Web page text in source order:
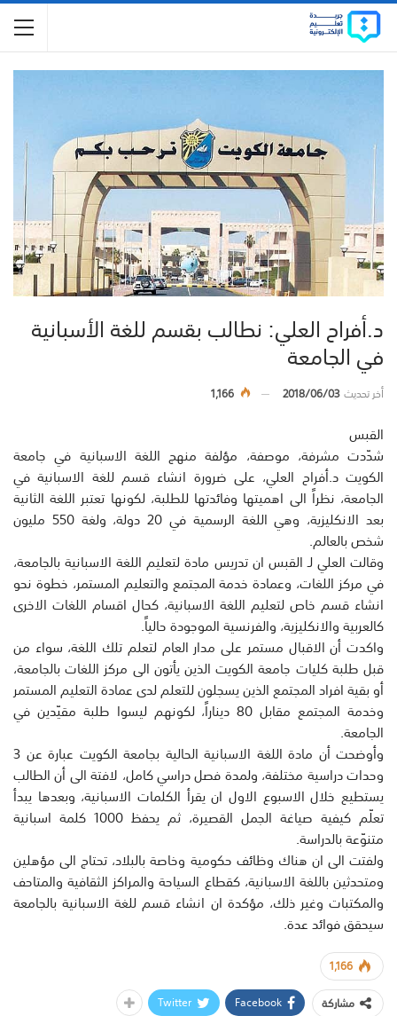
د.أفراح العلي: نطالب بقسم للغة الأسبانية
في الجامعة
أخر تحديث2018/06/03
1,166
القبس
شدّدت مشرفة، موصفة، مؤلفة منهج اللغة الاسبانية في جامعة
الكويت د.أفراح العلي، على ضرورة انشاء قسم للغة الاسبانية في
الجامعة، نظراً الى اهميتها وفائدتها للطلبة، لكونها تعتبر اللغة الثانية
بعد الانكليزية، وهي اللغة الرسمية في 20 دولة، ولغة 550 مليون
شخص بالعالم.
وقالت العلي لـ القبس ان تدريس مادة لتعليم اللغة الاسبانية بالجامعة،
في مركز اللغات، وعمادة خدمة المجتمع والتعليم المستمر، خطوة نحو
انشاء قسم خاص لتعليم اللغة الاسبانية، كحال اقسام اللغات الاخرى
كالعربية والانكليزية، والفرنسية الموجودة حالياً.
واكدت أن الاقبال مستمر على مدار العام لتعلم تلك اللغة، سواء من
قبل طلبة كليات جامعة الكويت الذين يأتون الى مركز اللغات بالجامعة،
أو بقية افراد المجتمع الذين يسجلون للتعلم لدى عمادة التعليم المستمر
وخدمة المجتمع مقابل 80 ديناراً، لكونهم ليسوا طلبة مقيّدين في
الجامعة.
وأوضحت أن مادة اللغة الاسبانية الحالية بجامعة الكويت عبارة عن 3
وحدات دراسية مختلفة، ولمدة فصل دراسي كامل، لافتة الى أن الطالب
يستطيع خلال الاسبوع الاول ان يقرأ الكلمات الاسبانية، وبعدها يبدأ
تعلّم كيفية صياغة الجمل القصيرة، ثم يحفظ 1000 كلمة اسبانية
متنوّعة بالدراسة.
ولفتت الى ان هناك وظائف حكومية وخاصة بالبلاد، تحتاج الى مؤهلين
ومتحدثين باللغة الاسبانية، كقطاع السياحة والمراكز الثقافية والمتاحف
والمكتبات وغير ذلك، مؤكدة ان انشاء قسم للغة الاسبانية بالجامعة
سيحقق فوائد عدة.
1,166
مشاركة
Facebook
Twitter